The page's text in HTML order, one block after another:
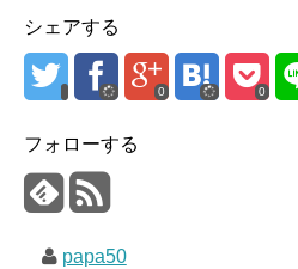
シェアする
0 0
フォローする
papa50